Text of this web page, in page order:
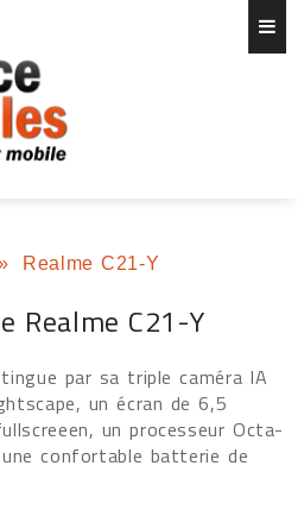
Realme C21-Y
Realme C21-Y
par sa triple caméra IA
un écran de 6,5
un processeur Octa-
confortable batterie de